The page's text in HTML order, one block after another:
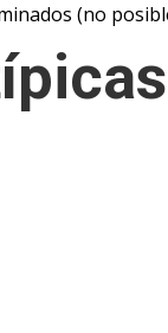
(no